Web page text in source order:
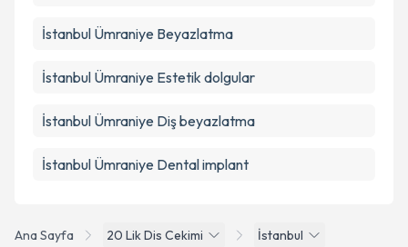
Ana Sayfa 20 Lik Dis Cekimi
İstanbul
İstanbul Ümraniye Beyazlatma
İstanbul Ümraniye Estetik dolgular
İstanbul Ümraniye Diş beyazlatma
İstanbul Ümraniye Dental implant